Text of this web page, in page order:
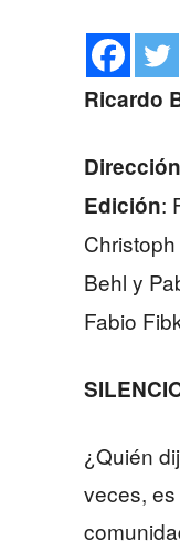
Ricardo
Edición:
Behl y
Fabio
¿Quién
veces,